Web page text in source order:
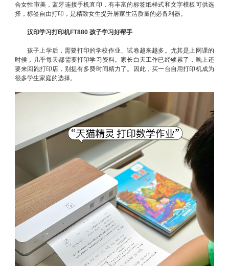
合女性审美，蓝牙连接手机直印，有丰富的标签纸样式和文字模板可供选
择，标签自由打印，是精致女生提升居家生活质量的必备利器。
汉印学习打印机FT880 孩子学习好帮手
孩子上学后，需要打印的学校作业、试卷越来越多。尤其是上网课的
时候，几乎每天都需要打印学习资料。家长白天工作已经够累了，晚上还
要来回跑打印店，别提有多费时间精力了。因此，买一台自用打印机成为
很多学生家庭的选择。